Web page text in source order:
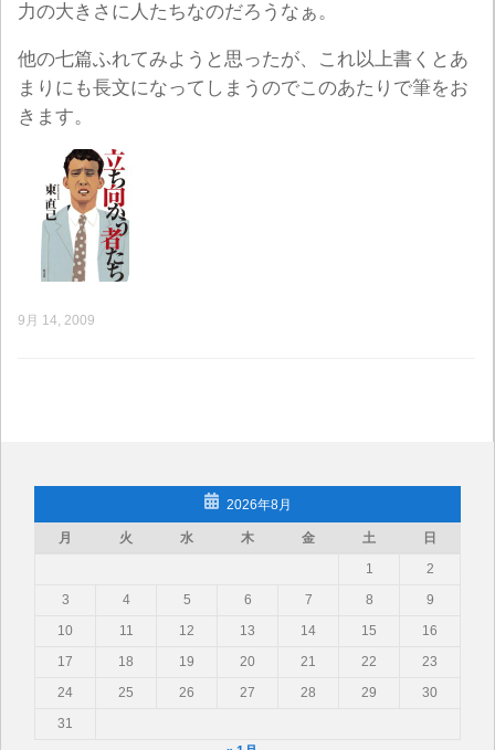
力の大きさに人たちなのだろうなぁ。
他の七篇ふれてみようと思ったが、これ以上書くとあ
まりにも長文になってしまうのでこのあたりで筆をお
きます。
9月 14, 2009
2026年8月
月 火 水 木 金 土
日
1
2
3
4 5 6 7 8
9
10
11 12 13 14 15
16
17
18 19 20 21 22
23
24
25 26 27 28 29
30
31